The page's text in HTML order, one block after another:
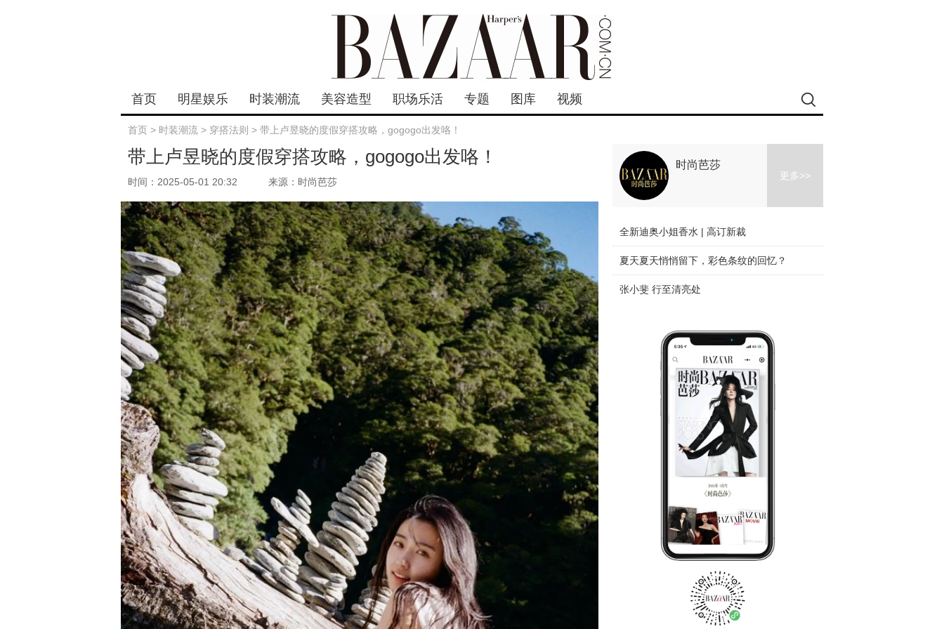
首页 明星娱乐 时装潮流 美容造型 职场乐活 专题 图库 视频
首页 > 时装潮流 > 穿搭法则 > 带上卢昱晓的度假穿搭攻略，gogogo出发咯！
带上卢昱晓的度假穿搭攻略，gogogo出发咯！
时间：2025-05-01 20:32 来源：时尚芭莎
时尚芭莎
更多>>
全新迪奥小姐香水 | 高订新裁
夏天夏天悄悄留下，彩色条纹的回忆？
张小斐 行至清亮处